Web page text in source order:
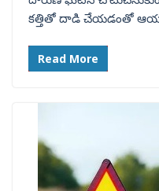
కత్తితో దాడి చేయడంతో
Read More